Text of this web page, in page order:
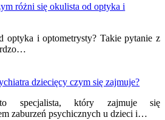
różni się okulista od optyka i
optyka i optometrysty? Takie pytanie z
dziecięcy czym się zajmuje?
specjalista, który zajmuje się
zaburzeń psychicznych u dzieci i…